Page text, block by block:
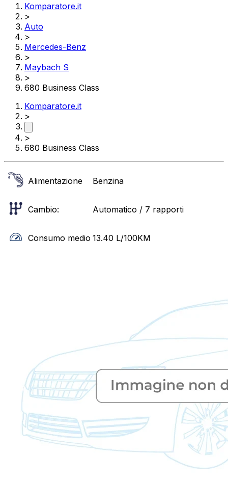
Komparatore.it
>
Auto
>
Mercedes-Benz
>
Maybach S
>
680 Business Class
Komparatore.it
>
>
680 Business Class
Alimentazione Benzina
Cambio: Automatico / 7 rapporti
Consumo medio 13.40 L/100KM